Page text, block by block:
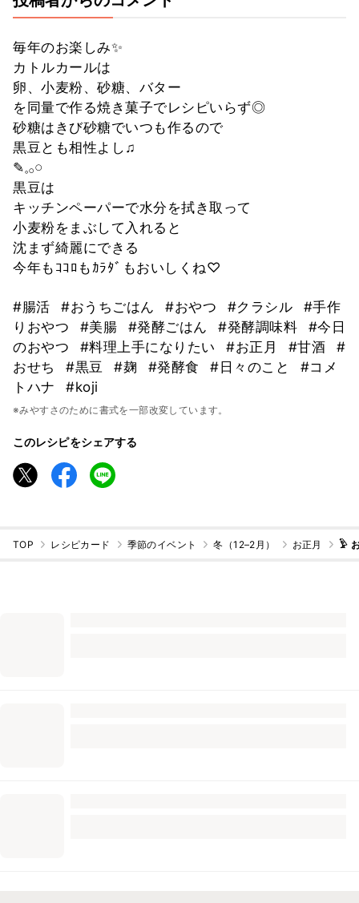
毎年のお楽しみ✨
カトルカールは
卵、小麦粉、砂糖、バター
を同量で作る焼き菓子でレシピいらず◎
砂糖はきび砂糖でいつも作るので
黒豆とも相性よし♫
✎𓈒𓂂𓏸
黒豆は
キッチンペーパーで水分を拭き取って
小麦粉をまぶして入れると
沈まず綺麗にできる
今年もｺｺﾛもｶﾗﾀﾞもおいしくね♡
#腸活 #おうちごはん #おやつ #クラシル
#手作
りおやつ
#美腸 #発酵ごはん #発酵調味料
#今日
のおやつ
#料理上手になりたい #お正月 #甘酒
#
おせち
#黒豆 #麹 #発酵食 #日々のこと
#コメ
トハナ
#koji
※みやすさのために書式を一部改変しています。
このレシピをシェアする
TOP レシピカード 季節のイベント 冬（12–2月） お正月 𓅱